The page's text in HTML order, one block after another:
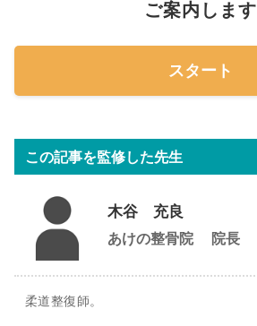
ご案内します
スタート
この記事を監修した先生
木谷 充良
あけの整骨院
院長
柔道整復師。